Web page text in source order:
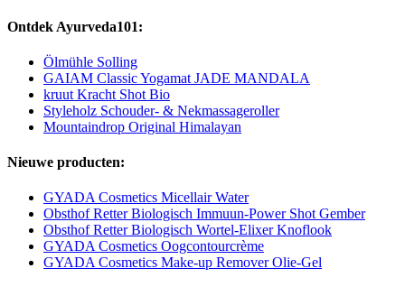
Ontdek Ayurveda101:
Ölmühle Solling
GAIAM Classic Yogamat JADE MANDALA
kruut Kracht Shot Bio
Styleholz Schouder- & Nekmassageroller
Mountaindrop Original Himalayan
Nieuwe producten:
GYADA Cosmetics Micellair Water
Obsthof Retter Biologisch Immuun-Power Shot Gember
Obsthof Retter Biologisch Wortel-Elixer Knoflook
GYADA Cosmetics Oogcontourcrème
GYADA Cosmetics Make-up Remover Olie-Gel